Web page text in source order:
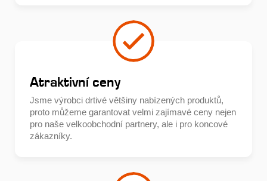
Atraktivní ceny
Jsme výrobci drtivé většiny nabízených produktů,
proto můžeme garantovat velmi zajímavé ceny nejen
pro naše velkoobchodní partnery, ale i pro koncové
zákazníky.